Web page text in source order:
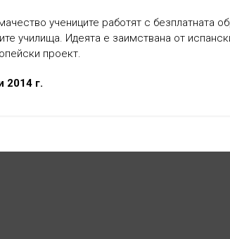
учениците работят с безплатната
училища. Идеята е заимствана от
проект.
2014 г.